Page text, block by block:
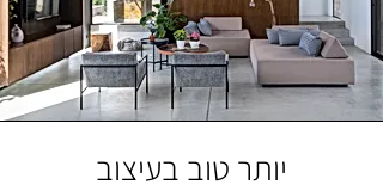
יותר טוב בעיצוב